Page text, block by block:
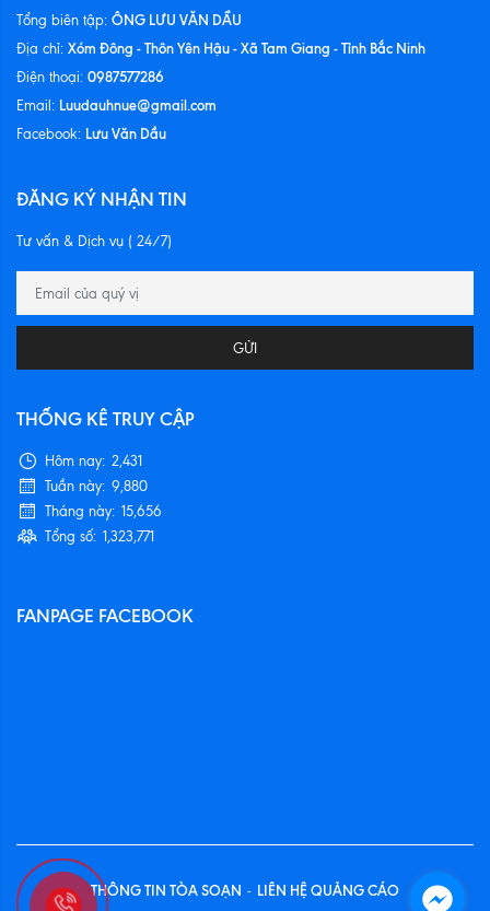
Tổng biên tập: ÔNG LƯU VĂN DẦU
Địa chỉ: Xóm Đông - Thôn Yên Hậu - Xã Tam Giang - Tỉnh Bắc Ninh
Điện thoại: 0987577286
Email: Luudauhnue@gmail.com
Facebook: Lưu Văn Dầu
ĐĂNG KÝ NHẬN TIN
Tư vấn & Dịch vụ ( 24/7)
GỬI
THỐNG KÊ TRUY CẬP
Hôm nay: 2,431
Tuần này: 9,880
Tháng này: 15,656
Tổng số: 1,323,771
FANPAGE FACEBOOK
THÔNG TIN TÒA SOẠN - LIÊN HỆ QUẢNG CÁO